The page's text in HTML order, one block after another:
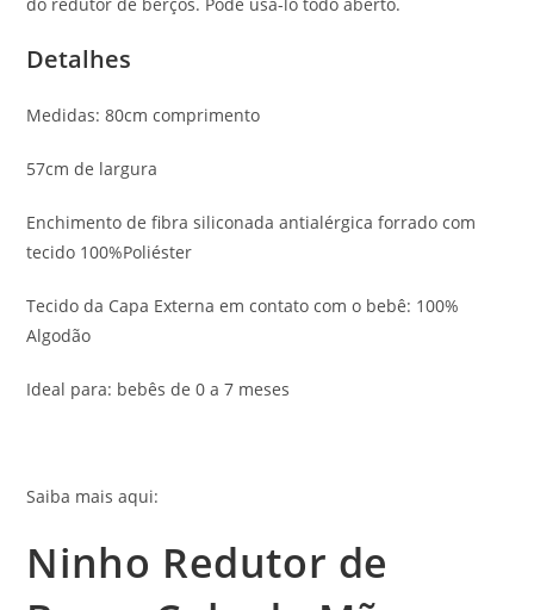
Detalhes
Medidas: 80cm comprimento
57cm de largura
Enchimento de fibra siliconada antialérgica forrado com
tecido 100%Poliéster
Tecido da Capa Externa em contato com o bebê: 100%
Algodão
Ideal para: bebês de 0 a 7 meses
Saiba mais aqui:
Ninho Redutor de